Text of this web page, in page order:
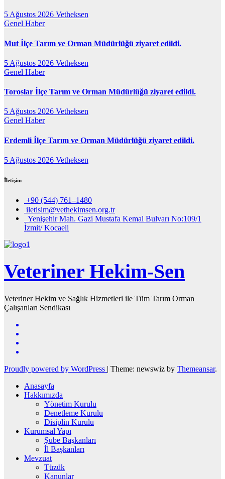
5 Ağustos 2026 Vetheksen
Genel Haber
Mut İlçe Tarım ve Orman Müdürlüğü ziyaret edildi.
5 Ağustos 2026 Vetheksen
Genel Haber
Toroslar İlçe Tarım ve Orman Müdürlüğü ziyaret edildi.
5 Ağustos 2026 Vetheksen
Genel Haber
Erdemli İlçe Tarım ve Orman Müdürlüğü ziyaret edildi.
5 Ağustos 2026 Vetheksen
İletişim
+90 (544) 761–1480
iletisim@vethekimsen.org.tr
Yenişehir Mah. Gazi Mustafa Kemal Bulvarı No:109/1
İzmit/ Kocaeli
Veteriner Hekim-Sen
Veteriner Hekim ve Sağlık Hizmetleri ile Tüm Tarım Orman
Çalışanları Sendikası
Proudly powered by WordPress | Theme: newswiz by Themeansar.
Anasayfa
Hakkımızda
Yönetim Kurulu
Denetleme Kurulu
Disiplin Kurulu
Kurumsal Yapı
Şube Başkanları
İl Başkanları
Mevzuat
Tüzük
Kanunlar